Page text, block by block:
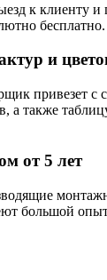
к клиенту и
бесплатно.
и
привезет с
а также
от 5 лет
большой